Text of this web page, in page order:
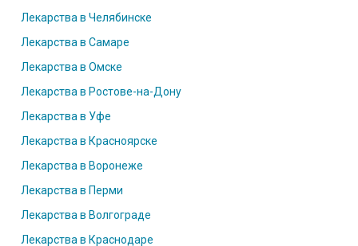
Лекарства в Челябинске
Лекарства в Самаре
Лекарства в Омске
Лекарства в Ростове-на-Дону
Лекарства в Уфе
Лекарства в Красноярске
Лекарства в Воронеже
Лекарства в Перми
Лекарства в Волгограде
Лекарства в Краснодаре